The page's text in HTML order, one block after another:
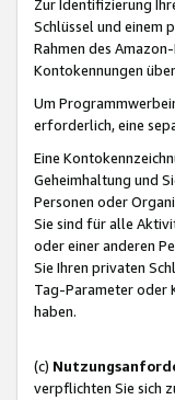
Zur Identifizierung
Schlüssel und einem
Rahmen des
Kontokennungen
Um
erforderlich, eine
Eine
Geheimhaltung und
Personen oder
Sie sind für alle
oder einer anderen
Sie Ihren privaten
Tag-Parameter oder
haben.
(c)
verpflichten Sie sich